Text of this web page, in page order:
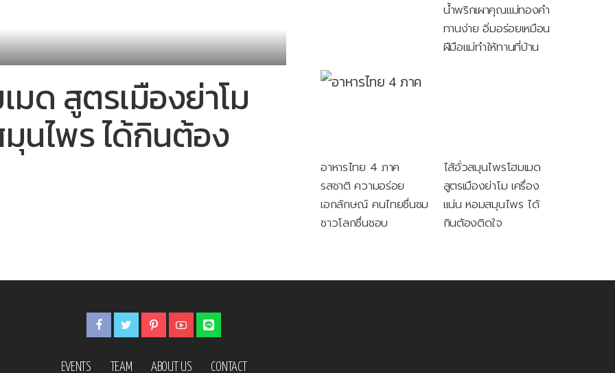
มด สูตรเมืองย่าโม
นไพร ได้กินต้อง
น้ำพริกเผาคุณแม่ทองคำ
ทานง่าย อิ่มอร่อยเหมือน
ฝีมือแม่ทำให้ทานที่บ้าน
อาหารไทย 4 ภาค
รสชาติ ความอร่อย
เอกลักษณ์ คนไทยชื่นชม
ชาวโลกชื่นชอบ
ไส้อั่วสมุนไพรโฮมเมด
สูตรเมืองย่าโม เครื่อง
แน่น หอมสมุนไพร ได้
กินต้องติดใจ
EVENTS TEAM ABOUT US CONTACT